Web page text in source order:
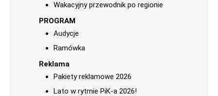
Wakacyjny przewodnik po regionie
PROGRAM
Audycje
Ramówka
Reklama
Pakiety reklamowe 2026
Lato w rytmie PiK-a 2026!